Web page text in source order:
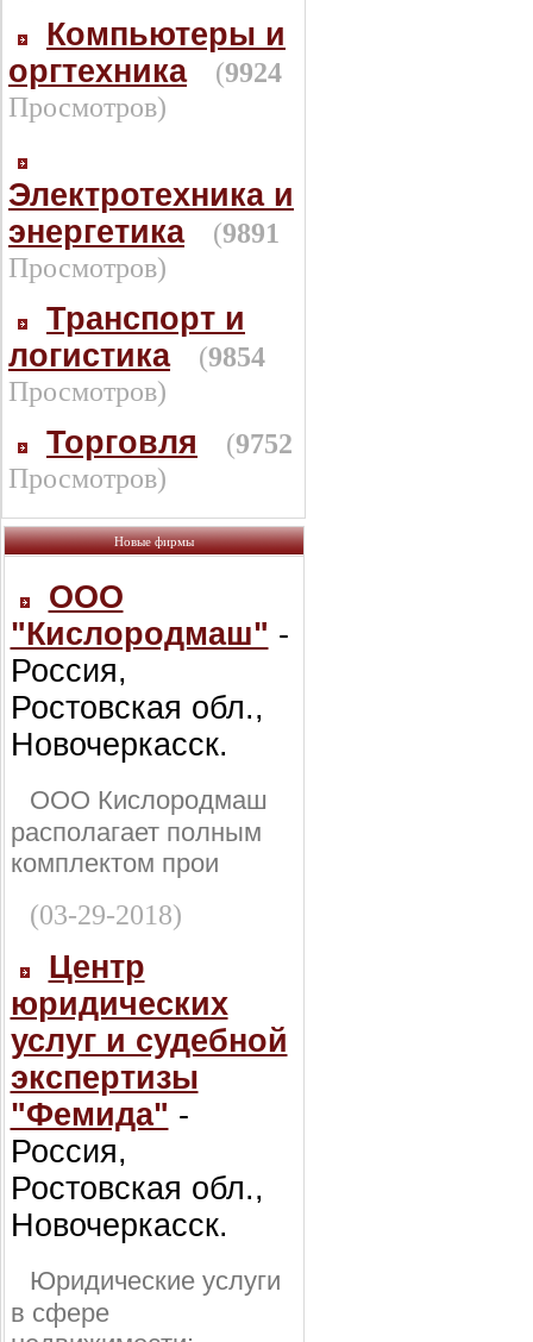
Компьютеры и
оргтехника
(9924
Просмотров)
Электротехника и
энергетика
(9891
Просмотров)
Транспорт и
логистика
(9854
Просмотров)
Торговля (9752
Просмотров)
Новые фирмы
ООО
"Кислородмаш" -
Россия,
Ростовская обл.,
Новочеркасск.
ООО Кислородмаш
располагает полным
комплектом прои
(03-29-2018)
Центр
юридических
услуг и судебной
экспертизы
"Фемида" -
Россия,
Ростовская обл.,
Новочеркасск.
Юридические услуги
в сфере